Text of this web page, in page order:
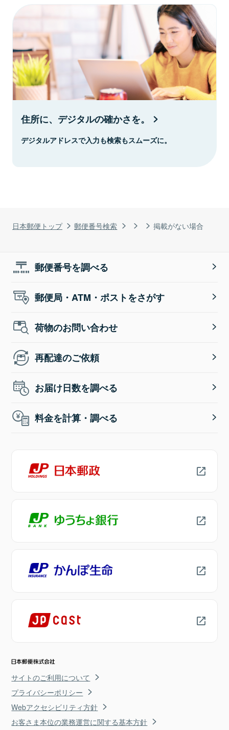
日本郵便トップ 郵便番号検索 掲載がない場合
住所に、デジタルの確かさを。
デジタルアドレスで入力も検索もスムーズに。
郵便番号を調べる
郵便局・ATM・ポストをさがす
荷物のお問い合わせ
再配達のご依頼
お届け日数を調べる
料金を計算・調べる
サイトのご利用について
プライバシーポリシー
Webアクセシビリティ方針
お客さま本位の業務運営に関する基本方針